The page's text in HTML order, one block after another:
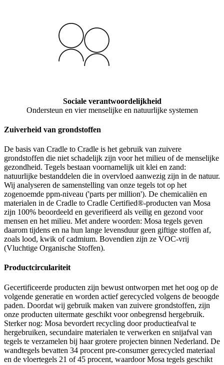
Sociale verantwoordelijkheid
Ondersteun en vier menselijke en natuurlijke systemen
Zuiverheid van grondstoffen
De basis van Cradle to Cradle is het gebruik van zuivere
grondstoffen die niet schadelijk zijn voor het milieu of de menselijke
gezondheid. Tegels bestaan voornamelijk uit klei en zand:
natuurlijke bestanddelen die in overvloed aanwezig zijn in de natuur.
Wij analyseren de samenstelling van onze tegels tot op het
zogenoemde ppm-niveau ('parts per million'). De chemicaliën en
materialen in de Cradle to Cradle Certified®-producten van Mosa
zijn 100% beoordeeld en geverifieerd als veilig en gezond voor
mensen en het milieu. Met andere woorden: Mosa tegels geven
daarom tijdens en na hun lange levensduur geen giftige stoffen af,
zoals lood, kwik of cadmium. Bovendien zijn ze VOC-vrij
(Vluchtige Organische Stoffen).
Productcirculariteit
Gecertificeerde producten zijn bewust ontworpen met het oog op de
volgende generatie en worden actief gerecycled volgens de beoogde
paden. Doordat wij gebruik maken van zuivere grondstoffen, zijn
onze producten uitermate geschikt voor onbegrensd hergebruik.
Sterker nog: Mosa bevordert recycling door productieafval te
hergebruiken, secundaire materialen te verwerken en snijafval van
tegels te verzamelen bij haar grotere projecten binnen Nederland. De
wandtegels bevatten 34 procent pre-consumer gerecycled materiaal
en de vloertegels 21 of 45 procent, waardoor Mosa tegels geschikt